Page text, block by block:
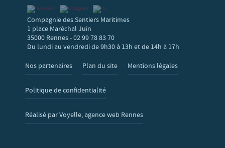
Compagnie des Sentiers Maritimes
1 place Maréchal Juin
35000 Rennes - 02 99 78 83 70
Du lundi au vendredi de 9h30 à 13h et de 14h à 17h
Nos partenaires Plan du site Mentions légales
Politique de confidentialité
Réalisé par Voyelle, agence web Rennes